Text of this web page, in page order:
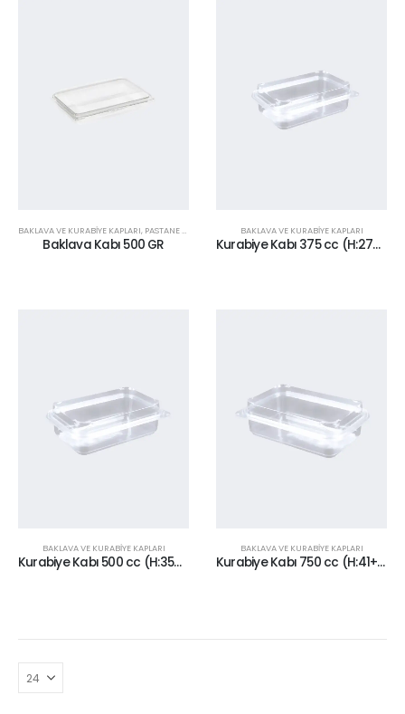
BAKLAVA VE KURABİYE KAPLARI, PASTANE SERİSİ
Baklava Kabı 500 GR
BAKLAVA VE KURABİYE KAPLARI
Kurabiye Kabı 375 cc (H:27+10)
BAKLAVA VE KURABİYE KAPLARI
Kurabiye Kabı 500 cc (H:35+10)
BAKLAVA VE KURABİYE KAPLARI
Kurabiye Kabı 750 cc (H:41+10)